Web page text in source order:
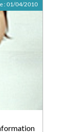
: 01/04/2010